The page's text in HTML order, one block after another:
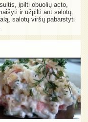
įpilti obuolių acto,
ir užpilti ant salotų.
salotų viršų pabarstyti